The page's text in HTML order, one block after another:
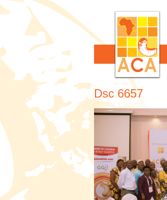
Dsc 6657